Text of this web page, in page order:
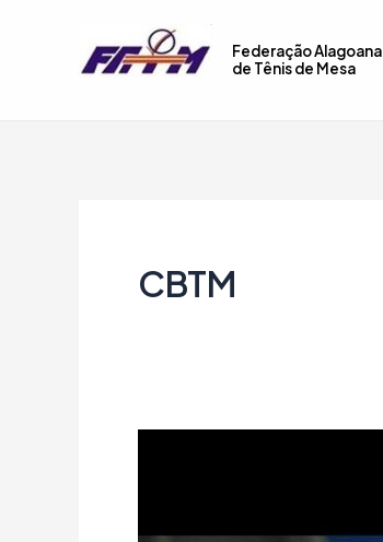
Federação Alagoana
de Tênis de Mesa
CBTM